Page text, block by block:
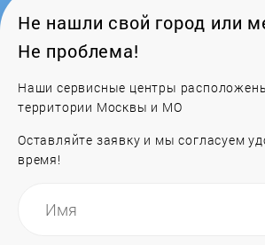
Indel B
Не нашли свой город или
Не проблема!
Наши сервисные центры
территории Москвы и МО
Оставляйте заявку и мы согласуем
время!